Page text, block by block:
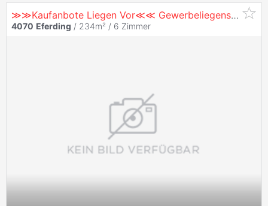
≫≫Kaufanbote Liegen Vor≪≪ Gewerbeliegenschaft mit Hochwertigem Wohnhaus und Großzügigen Freiflächen in Pupping
4070 Eferding / 234m² / 6 Zimmer